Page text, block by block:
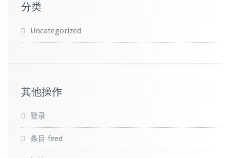
分类
Uncategorized
其他操作
登录
条目 feed